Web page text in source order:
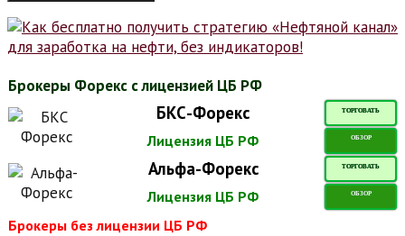
Брокеры Форекс с лицензией ЦБ РФ
БКС-Форекс ТОРГОВАТЬ
Лицензия ЦБ РФ ОБЗОР
Альфа-Форекс ТОРГОВАТЬ
Лицензия ЦБ РФ ОБЗОР
Брокеры без лицензии ЦБ РФ